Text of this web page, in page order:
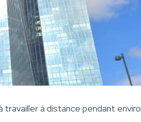
travailler à distance pendant